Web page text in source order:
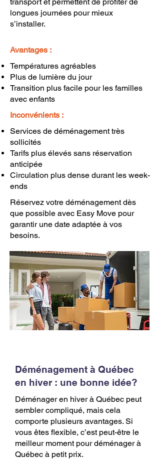
longues journées pour mieux
s’installer.
Avantages :
Températures agréables
Plus de lumière du jour
Transition plus facile pour les familles
avec enfants
Inconvénients :
Services de déménagement très
sollicités
Tarifs plus élevés sans réservation
anticipée
Circulation plus dense durant les week-
ends
Réservez votre déménagement dès
que possible avec Easy Move pour
garantir une date adaptée à vos
besoins.
Déménagement à Québec
en hiver : une bonne idée?
Déménager en hiver à Québec peut
sembler compliqué, mais cela
comporte plusieurs avantages. Si
vous êtes flexible, c’est peut-être le
meilleur moment pour déménager à
Québec à petit prix.